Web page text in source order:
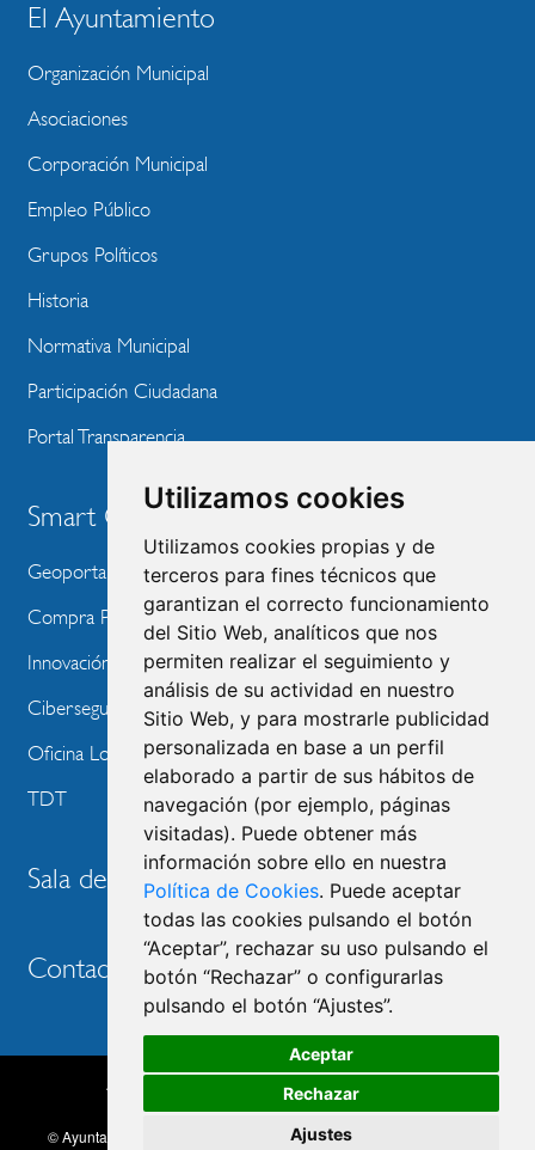
Utilizamos cookies
Utilizamos cookies propias y de
terceros para fines técnicos que
garantizan el correcto funcionamiento
del Sitio Web, analíticos que nos
permiten realizar el seguimiento y
análisis de su actividad en nuestro
Sitio Web, y para mostrarle publicidad
personalizada en base a un perfil
elaborado a partir de sus hábitos de
navegación (por ejemplo, páginas
visitadas). Puede obtener más
información sobre ello en nuestra
Política de Cookies. Puede aceptar
todas las cookies pulsando el botón
“Aceptar”, rechazar su uso pulsando el
botón “Rechazar” o configurarlas
pulsando el botón “Ajustes”.
Aceptar
Rechazar
Ajustes
BLOQUE
MENU
WEBSITE
El Ayuntamiento
Organización Municipal
Asociaciones
Corporación Municipal
Empleo Público
Grupos Políticos
Historia
Normativa Municipal
Participación Ciudadana
Portal Transparencia
Smart City
Geoportal
Compra Pública de Innovación
Innovación Tecnológica
Ciberseguridad
Oficina Local de Ayudas Públicas
TDT
Sala de prensa
Contacto
Accesibilidad Aviso legal
Política de privacidad
Política de cookies
© Ayuntamiento de Las Rozas de Madrid, 2026. Todos los derechos